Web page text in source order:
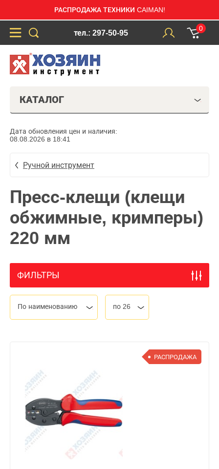
РАСПРОДАЖА ТЕХНИКИ CAIMAN!
тел.: 297-50-95
0
КАТАЛОГ
Дата обновления цен и наличия:
08.08.2026 в 18:41
Ручной инструмент
Пресс-клещи (клещи
обжимные, кримперы)
220 мм
ФИЛЬТРЫ
По наименованию по 26
РАСПРОДАЖА